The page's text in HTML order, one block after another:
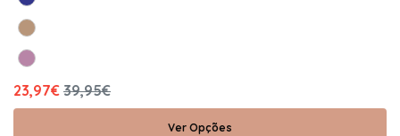
23,97€ 39,95€
Ver Opções